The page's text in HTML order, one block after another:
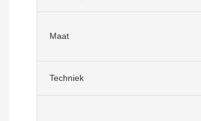
Maat
Techniek